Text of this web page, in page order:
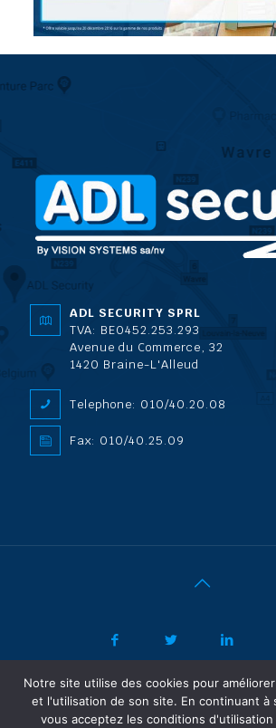
ADL SECURITY SPRL
TVA: BE0452.253.293
Avenue du Commerce, 32
1420 Braine-L'Alleud
Telephone: 010/40.20.08
Fax: 010/40.25.09
© 2022 ADL Security SPRL/BVBA | Politique de
Vertrouwelijkheidsbeleid | Powered by SF Concept
Notre site utilise des cookies pour
et l'utilisation de son site. En continuant à
vous acceptez les conditions